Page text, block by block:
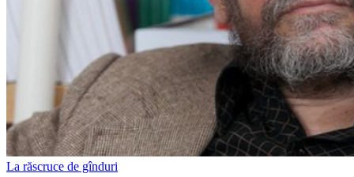
La răscruce de gînduri